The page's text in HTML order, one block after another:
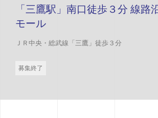
「三鷹駅」南口徒歩３分 線路
モール
ＪＲ中央・総武線「三鷹」徒歩３分
募集終了